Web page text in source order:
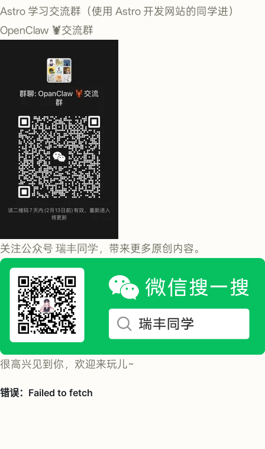
Astro 学习交流群（使用 Astro 开发网站的同学进）
OpenClaw 🦞交流群
关注公众号 瑞丰同学 ，带来更多原创内容。
很高兴见到你，欢迎来玩儿~